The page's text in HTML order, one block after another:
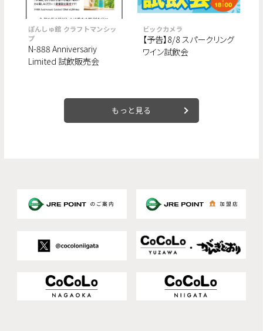
ぽんしゅ館 クラフトマンシッ
プ
N-888 Anniversariy
Limited 試飲販売会
ビックカメラ
【予告】8/8 スパークリング
ワイン試飲会
もっと見る